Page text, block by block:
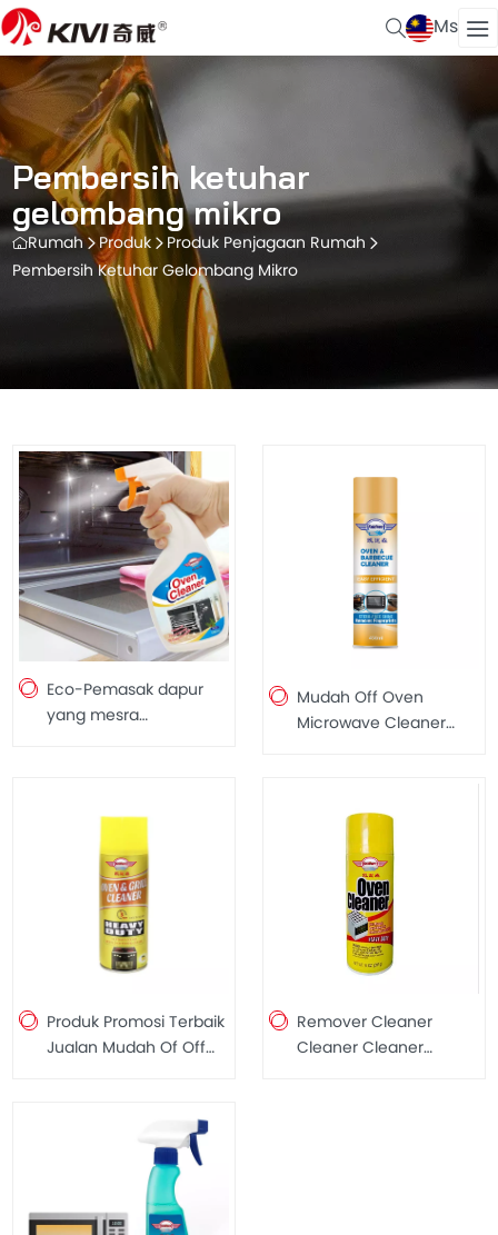
Ms
Pembersih ketuhar
gelombang mikro
Rumah Produk Produk Penjagaan Rumah
Pembersih Ketuhar Gelombang Mikro
Eco-Pemasak dapur
yang mesra
Kuat untuk Microwave
Mudah Off Oven
Microwave Cleaner
Cleaner Barbecue
Cleaner 450ml
Produk Promosi Terbaik
Jualan Mudah Of Off
Remover Cleaner
Cleaner Cleaner